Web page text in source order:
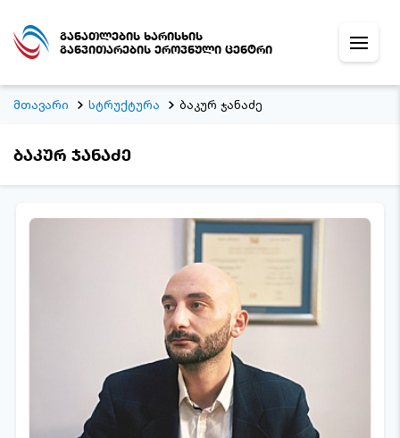
განათლების ხარისხის
განვითარების ეროვნული ცენტრი
მთავარი სტრუქტურა ბაკურ ჯანაძე
ბაკურ ჯანაძე